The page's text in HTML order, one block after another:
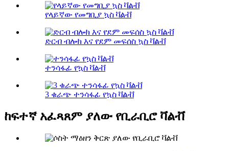
የላይኛው የመግቢያ ኳስ ቫልቭ
ድርብ ብሎክ እና የደም መፍሰስ ኳስ ቫልቭ
ተንሳፋፊ የኳስ ቫልቭ
3 ቁራጭ ተንሳፋፊ የኳስ ቫልቭ
ከፍተኛ አፈጻጸም ያለው የቢራቢሮ ቫልቭ